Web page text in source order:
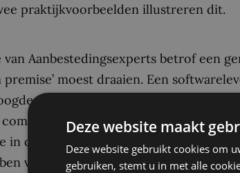
praktijkvoorbeelden illustreren dit.
van Aanbestedingsexperts betrof een
moest draaien. Een
dat deze eis in strijd was met het
oordeelde echter dat de
de markt blijft bestaan. Dit
van het marktaanbod, zodat er
Deze website maakt
Deze website gebruikt cookies om
gebruiken, stemt u in met alle